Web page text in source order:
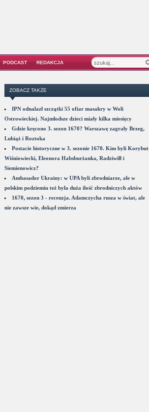
PODCAST REDAKCJA
ZOBACZ TAKŻE
IPN odnalazł szczątki 55 ofiar masakry w Woli
Ostrowieckiej. Najmłodsze dzieci miały kilka miesięcy
Gdzie kręcono 3. sezon 1670? Warszawę zagrały Brzeg,
Lubiąż i Roztoka
Postacie historyczne w 3. sezonie 1670. Kim byli Korybut
Wiśniowiecki, Eleonora Habsburżanka, Radziwiłł i
Siemienowicz?
Ambasador Ukrainy: w UPA byli zbrodniarze, ale w
polskim podziemiu też była duża ilość zbrodniczych aktów
1670, sezon 3 - recenzja. Adamczycha rusza w świat, ale
nie zawsze wie, dokąd zmierza